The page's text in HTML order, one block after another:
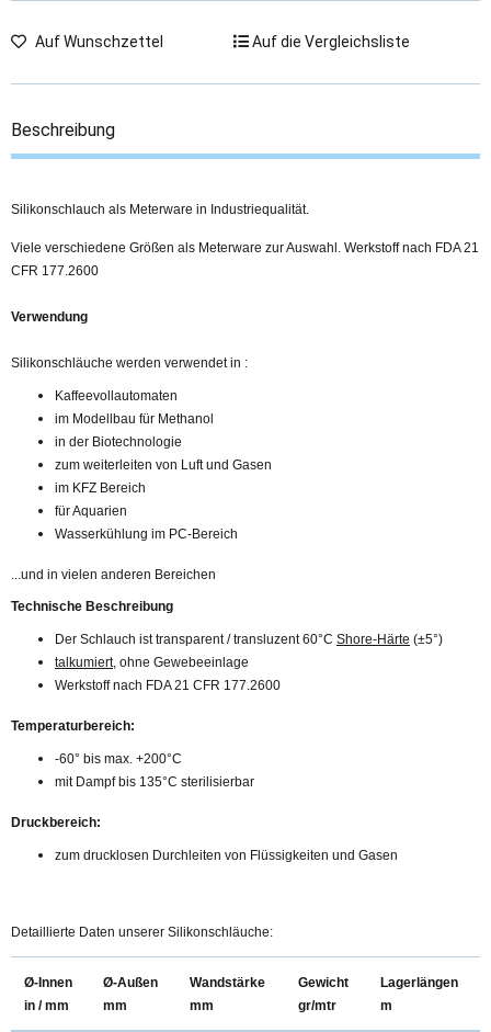
Auf Wunschzettel Auf die Vergleichsliste
Beschreibung
Silikonschlauch als Meterware in Industriequalität.
Viele verschiedene Größen als Meterware zur Auswahl. Werkstoff nach FDA 21
CFR 177.2600
Verwendung
Silikonschläuche werden verwendet in :
Kaffeevollautomaten
im Modellbau für Methanol
in der Biotechnologie
zum weiterleiten von Luft und Gasen
im KFZ Bereich
für Aquarien
Wasserkühlung im PC-Bereich
...und in vielen anderen Bereichen
Technische Beschreibung
Der Schlauch ist transparent / transluzent 60°C Shore-Härte (±5°)
talkumiert, ohne Gewebeeinlage
Werkstoff nach FDA 21 CFR 177.2600
Temperaturbereich:
-60° bis max. +200°C
mit Dampf bis 135°C sterilisierbar
Druckbereich:
zum drucklosen Durchleiten von Flüssigkeiten und Gasen
Detaillierte Daten unserer Silikonschläuche:
Ø-Innen
in / mm
Ø-Außen
mm
Wandstärke
mm
Gewicht
gr/mtr
Lagerlängen
m